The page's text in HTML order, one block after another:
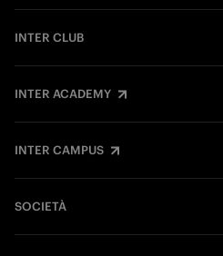
INTER CLUB
INTER ACADEMY
INTER CAMPUS
SOCIETÀ